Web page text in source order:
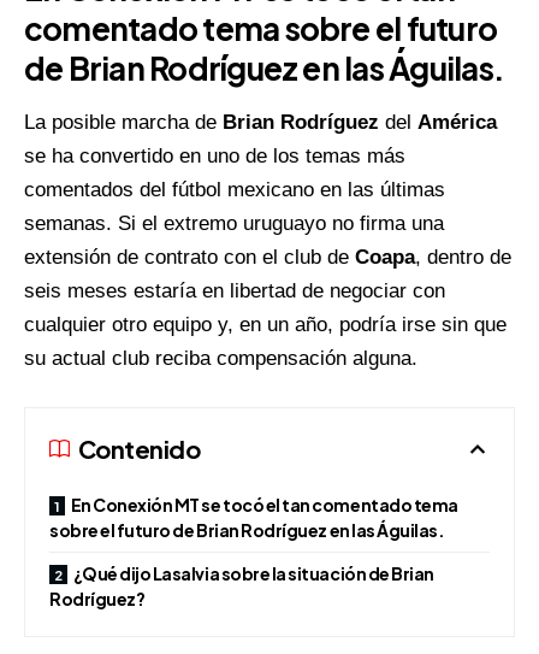
comentado tema sobre el futuro
de Brian Rodríguez en las Águilas.
La posible marcha de Brian Rodríguez del América
se ha convertido en uno de los temas más
comentados del fútbol mexicano en las últimas
semanas. Si el extremo uruguayo no firma una
extensión de contrato con el club de Coapa, dentro de
seis meses estaría en libertad de negociar con
cualquier otro equipo y, en un año, podría irse sin que
su actual club reciba compensación alguna.
Contenido
En Conexión MT se tocó el tan comentado tema
sobre el futuro de Brian Rodríguez en las Águilas.
¿Qué dijo Lasalvia sobre la situación de Brian
Rodríguez?